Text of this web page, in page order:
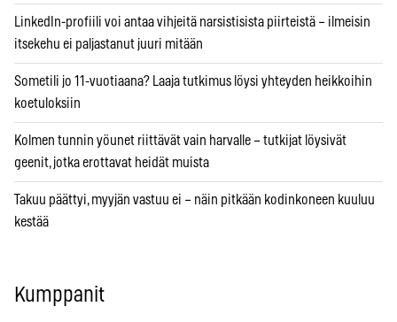
LinkedIn-profiili voi antaa vihjeitä narsistisista piirteistä – ilmeisin
itsekehu ei paljastanut juuri mitään
Sometili jo 11-vuotiaana? Laaja tutkimus löysi yhteyden heikkoihin
koetuloksiin
Kolmen tunnin yöunet riittävät vain harvalle – tutkijat löysivät
geenit, jotka erottavat heidät muista
Takuu päättyi, myyjän vastuu ei – näin pitkään kodinkoneen kuuluu
kestää
Kumppanit